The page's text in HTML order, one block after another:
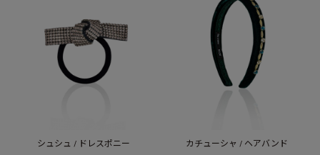
シュシュ / ドレスポニー カチューシャ / ヘアバンド